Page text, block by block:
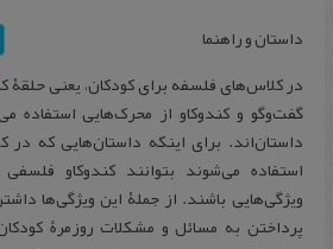
داستان و راهنما
در کلاس‌های فلسفه برای کودکان، یعنی حلقۀ
گفت‌وگو و کندوکاو از محرک‌هایی استفاده
داستان‌اند. برای اینکه داستان‌هایی که
استفاده می‌شوند بتوانند کندوکاو فلسفی
ویژگی‌هایی باشند. از جملۀ این ویژگی‌ها
پرداختن به مسائل و مشکلات روزمرۀ